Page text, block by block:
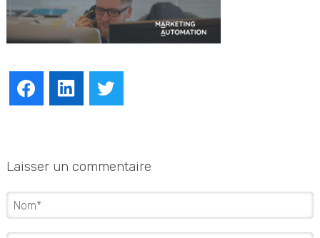
FacebookLinkedIn
Laisser un commentaire